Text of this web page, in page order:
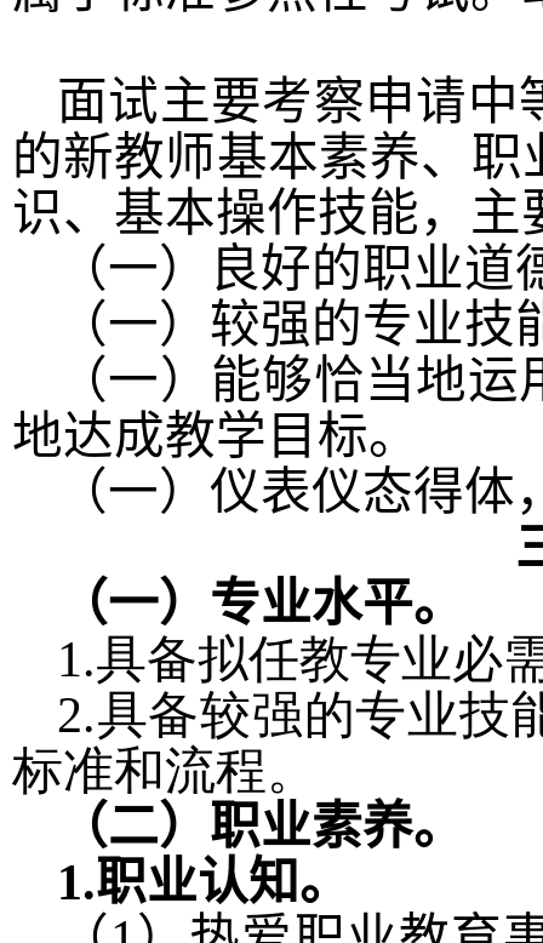
面试主要考察申请中
的新教师基本素养、
识、基本操作技能，主
（一）良好的职业
（一）较强的专业
（一）能够恰当地
地达成教学目标。
（一）仪表仪态得
（一）专业水平。
1.具备拟任教专业必
2.具备较强的专业技
标准和流程。
（二）职业素养。
1.职业认知。